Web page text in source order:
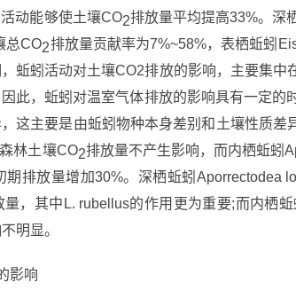
动能够使土壤CO2排放量平均提高33%。深
总CO2排放量贡献率为7%~58%，表栖蚯蚓
蚯蚓活动对土壤CO2排放的影响，主要集
此，蚯蚓对温室气体排放的影响具有一定的
这主要是由蚯蚓物种本身差别和土壤性质差
林土壤CO2排放量不产生影响，而内栖蚯蚓
期排放量增加30%。深栖蚯蚓Aporrectodea
量，其中L. rubellus的作用更为重要;而内栖
明显。
影响